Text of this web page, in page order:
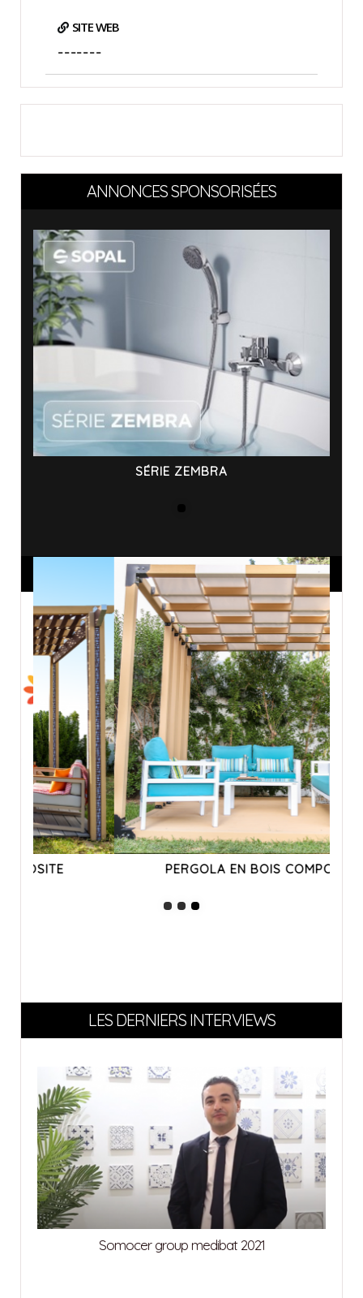
SITE WEB
-------
ANNONCES SPONSORISÉES
SÉRIE ZEMBRA
ANNONCES SPONSORISÉES
PERGOLA EN BOIS COMPOSITE
LES DERNIERS INTERVIEWS
Somocer group medibat 2021